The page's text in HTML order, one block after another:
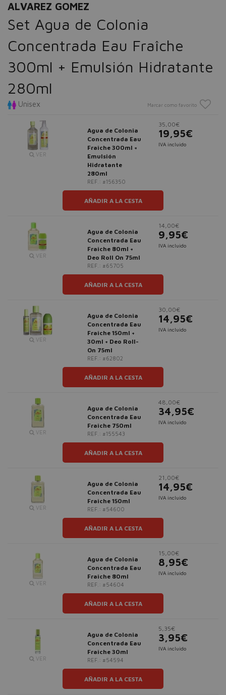
ALVAREZ GOMEZ
Set Agua de Colonia
Concentrada Eau Fraîche
300ml + Emulsión Hidratante
280ml
Unisex Marcar como favorito
VER
Agua de Colonia
Concentrada Eau
Fraîche 300ml +
Emulsión
Hidratante
280ml
REF.: #156350
35,00€
19,95€
IVA incluido
AÑADIR A LA CESTA
VER
Agua de Colonia
Concentrada Eau
Fraîche 80ml +
Deo Roll On 75ml
REF.: #65705
14,00€
9,95€
IVA incluido
AÑADIR A LA CESTA
VER
Agua de Colonia
Concentrada Eau
Fraîche 150ml +
30ml + Deo Roll-
On 75ml
REF.: #62802
30,00€
14,95€
IVA incluido
AÑADIR A LA CESTA
VER
Agua de Colonia
Concentrada Eau
Fraîche 750ml
REF.: #155543
48,00€
34,95€
IVA incluido
AÑADIR A LA CESTA
VER
Agua de Colonia
Concentrada Eau
Fraîche 150ml
REF.: #54600
21,00€
14,95€
IVA incluido
AÑADIR A LA CESTA
VER
Agua de Colonia
Concentrada Eau
Fraîche 80ml
REF.: #54604
15,00€
8,95€
IVA incluido
AÑADIR A LA CESTA
VER
Agua de Colonia
Concentrada Eau
Fraîche 30ml
REF.: #54594
5,35€
3,95€
IVA incluido
AÑADIR A LA CESTA